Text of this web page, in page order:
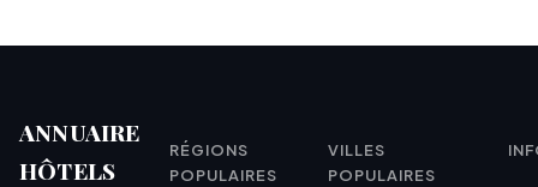
ANNUAIRE
HÔTELS
RÉGIONS
POPULAIRES
VILLES
POPULAIRES